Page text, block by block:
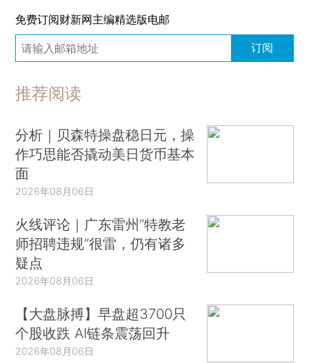
免费订阅财新网主编精选版电邮
订阅
推荐阅读
分析｜贝森特操盘稳日元，操
作巧思能否撬动美日货币基本
面
2026年08月06日
火线评论｜广东雷州“特教老
师招聘违规”很雷，仍有诸多
疑点
2026年08月06日
【大盘脉搏】早盘超3700只
个股收跌 AI链条震荡回升
2026年08月06日